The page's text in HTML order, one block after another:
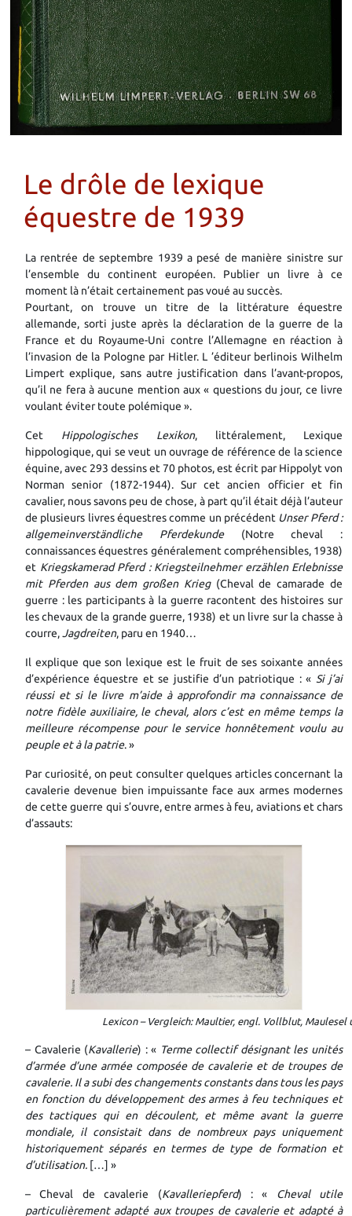
Le drôle de lexique
équestre de 1939
La rentrée de septembre 1939 a pesé de manière sinistre sur
l’ensemble du continent européen. Publier un livre à ce
moment là n’était certainement pas voué au succès.
Pourtant, on trouve un titre de la littérature équestre
allemande,sorti juste après la déclaration de la guerre de la
France et du Royaume-Uni contre l’Allemagne en réaction à
l’invasion de la Pologne par Hitler. L ’éditeur berlinoisWilhelm
Limpertexplique, sans autre justification dans l’avant-propos,
qu’il ne fera à aucune mention aux « questions du jour, ce livre
voulant éviter toute polémique ».
Cet Hippologisches Lexikon, littéralement, Lexique
hippologique, qui se veut un ouvrage de référence de la science
équine,avec 293 dessins et 70 photos, est écrit par Hippolyt von
Norman senior (1872-1944). Sur cet ancien officier et fin
cavalier, nous savons peu de chose, à part qu’il était déjà l’auteur
de plusieurs livres équestres comme un précédent Unser Pferd :
allgemeinverständliche Pferdekunde (Notre cheval :
connaissances équestres généralement compréhensibles, 1938)
et Kriegskamerad Pferd : Kriegsteilnehmer erzählen Erlebnisse
mit Pferden aus dem großen Krieg (Cheval de camarade de
guerre : les participants à la guerre racontent des histoires sur
les chevaux de la grande guerre, 1938) et un livre sur la chasse à
courre,Jagdreiten, paru en 1940…
Il explique que son lexique est le fruit de ses soixante années
d’expérience équestre et se justifie d’un patriotique : « Si j’ai
réussi et si le livre m’aide à approfondir ma connaissance de
notre fidèle auxiliaire, le cheval, alors c’est en même temps la
meilleure récompense pour le service honnêtement voulu au
peuple et à la patrie. »
Par curiosité, on peut consulter quelques articles concernant la
cavalerie devenue bien impuissante face aux armes modernes
de cette guerre qui s’ouvre, entre armes à feu, aviations et chars
d’assauts:
Lexicon – Vergleich: Maultier, engl. Vollblut, Maulesel
– Cavalerie (Kavallerie) : « Terme collectif désignant les unités
d’armée d’une armée composée de cavalerie et de troupes de
cavalerie. Il a subi des changements constants dans tous les pays
en fonction du développement des armes à feu techniques et
des tactiques qui en découlent, et même avant la guerre
mondiale, il consistait dans de nombreux pays uniquement
historiquement séparés en termes de type de formation et
d’utilisation. […] »
– Cheval de cavalerie (Kavalleriepferd) : « Cheval utile
particulièrement adapté aux troupes de cavalerie et adapté à